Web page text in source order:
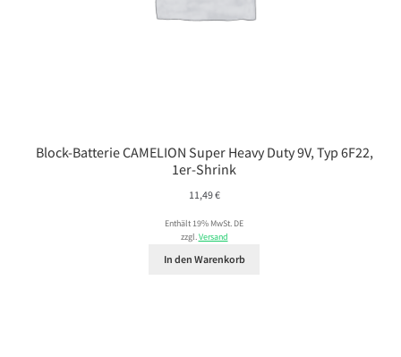
Block-Batterie CAMELION Super Heavy Duty 9V, Typ 6F22,
1er-Shrink
11,49€
Enthält 19% MwSt. DE
zzgl.Versand
In den Warenkorb